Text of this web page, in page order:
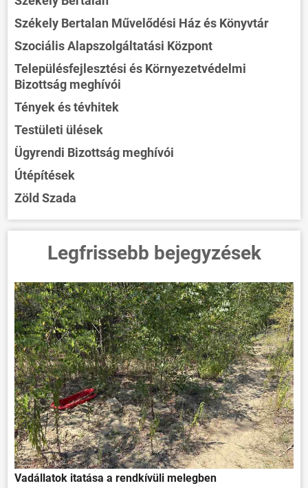
ÖNKORMÁNYZAT
KÖZÖSSÉG
HÍREK
VÁLASZTÁSOK
Székely Bertalan Művelődési Ház és Könyvtár
Szociális Alapszolgáltatási Központ
Településfejlesztési és Környezetvédelmi
Bizottság meghívói
Tények és tévhitek
Testületi ülések
Ügyrendi Bizottság meghívói
Útépítések
Zöld Szada
Legfrissebb bejegyzések
Vadállatok itatása a rendkívüli melegben